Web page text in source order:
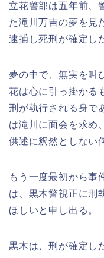
立花警部は五年前、
た滝川万吉の夢を見
逮捕し死刑が確定し
夢の中で、無実を叫
花は心に引っ掛かる
刑が執行される身で
は滝川に面会を求め
供述に釈然としない
もう一度最初から事
は、黒木警視正に刑
ほしいと申し出る。
黒木は、刑が確定し